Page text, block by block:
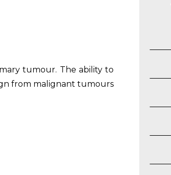
tumour. The ability to
from malignant tumours.